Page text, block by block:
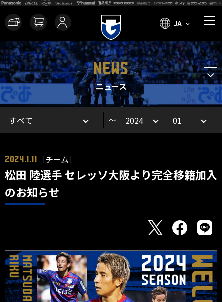
JA
NEWS
ニュース
～
2024.1.11 ［チーム］
松田 陸選手 セレッソ大阪より完全移籍加入
のお知らせ